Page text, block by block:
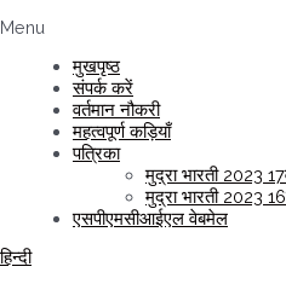
Menu
मुखपृष्ठ
संपर्क करें
वर्तमान नौकरी
महत्वपूर्ण कड़ियाँ
पत्रिका
मुद्रा भारती 2023
मुद्रा भारती 2023
एसपीएमसीआईएल वेबमेल
हिन्दी